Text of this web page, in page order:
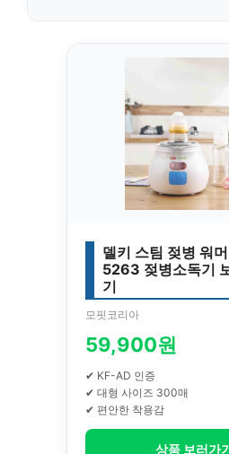
델키 스팀 젖병 워
5263 젖병소독기
기
모핏코리아
59,900원
✔ KF-AD 인증
✔ 대형 사이즈 300매
✔ 편안한 착용감
상품 보러가